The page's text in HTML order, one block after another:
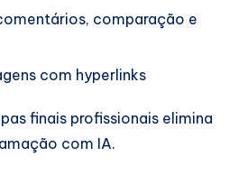
comparação e
com hyperlinks
finais profissionais elimina
com IA.